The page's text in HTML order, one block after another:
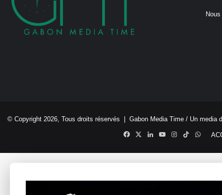
© Copyright 2026, Tous droits réservés | Gabon Media Time / Un media
Facebook
X LinkedinYouTubeInstagram
TikTok